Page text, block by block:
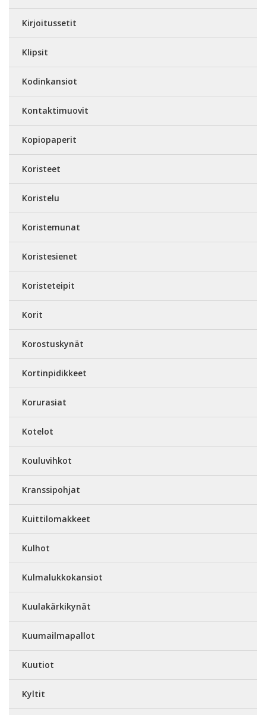
Kirjoitussetit
Klipsit
Kodinkansiot
Kontaktimuovit
Kopiopaperit
Koristeet
Koristelu
Koristemunat
Koristesienet
Koristeteipit
Korit
Korostuskynät
Kortinpidikkeet
Korurasiat
Kotelot
Kouluvihkot
Kranssipohjat
Kuittilomakkeet
Kulhot
Kulmalukkokansiot
Kuulakärkikynät
Kuumailmapallot
Kuutiot
Kyltit